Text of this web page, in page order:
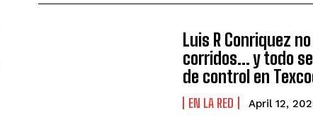
Luis R Conriquez
corridos… y todo
de control en
EN LA RED April 12,